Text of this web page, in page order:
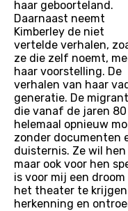
haar geboorteland.
Daarnaast neemt
Kimberley de niet
vertelde verhalen,
ze die zelf noemt,
haar voorstelling. De
verhalen van haar
generatie. De
die vanaf de jaren
helemaal opnieuw
zonder documenten
duisternis. Ze wil
maar ook voor hen
is voor mij een
het theater te
herkenning en